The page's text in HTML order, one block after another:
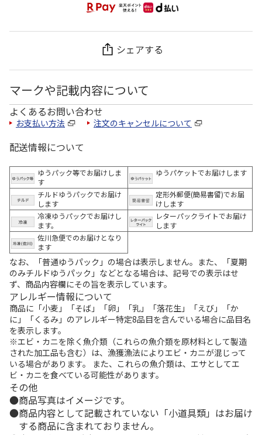
シェアする
マークや記載内容について
よくあるお問い合わせ
お支払い方法 注文のキャンセルについて
配送情報について
ゆうパック等でお届けしま
す
ゆうパケットでお届けします
チルドゆうパックでお届け
します
定形外郵便(簡易書留)でお届
けします
冷凍ゆうパックでお届けし
ます。
レターパックライトでお届け
します
佐川急便でのお届けとなり
ます
なお、「普通ゆうパック」の場合は表示しません。また、「夏期
のみチルドゆうパック」などとなる場合は、記号での表示はせ
ず、商品内容欄にその旨を表示しています。
アレルギー情報について
商品に「小麦」「そば」「卵」「乳」「落花生」「えび」「か
に」「くるみ」のアレルギー特定8品目を含んでいる場合に品目名
を表示します。
※エビ・カニを除く魚介類（これらの魚介類を原材料として製造
された加工品も含む）は、漁獲漁法によりエビ・カニが混じって
いる場合があります。 また、これらの魚介類は、エサとしてエ
ビ・カニを食べている可能性があります。
その他
商品写真はイメージです。
商品内容として記載されていない「小道具類」はお届け
する商品に含まれておりません。